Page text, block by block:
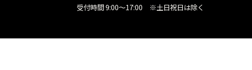
受付時間 9:00～17:00 ※土日祝日は除く